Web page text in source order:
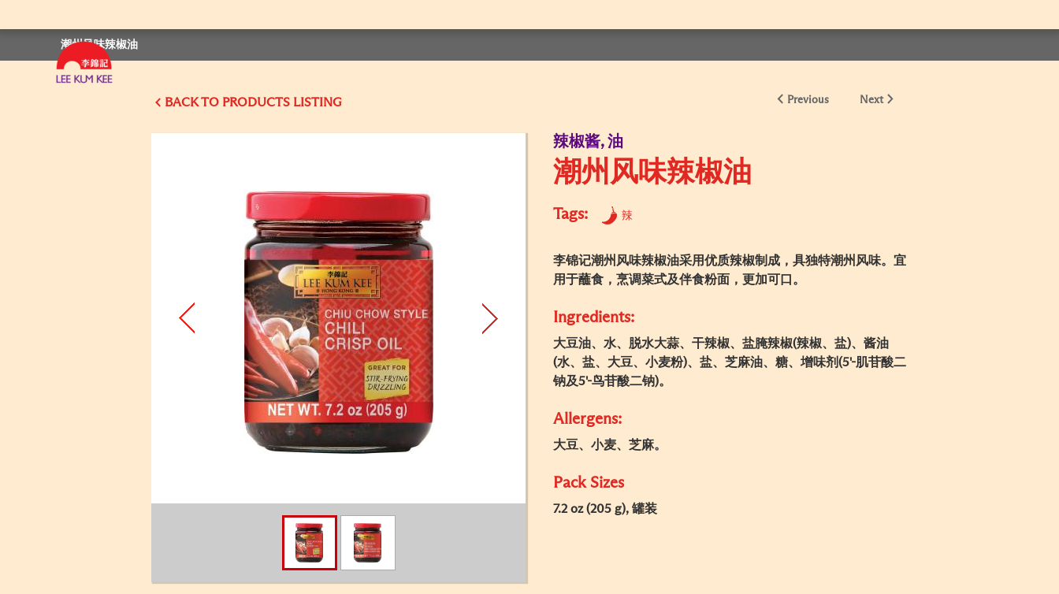
潮州风味辣椒油
BACK Previous Next
辣椒酱, 油
潮州风味辣椒油
Tags: 辣
李锦记潮州风味辣椒油采用优质辣椒制成，具独特潮州风味。宜
用于蘸食，烹调菜式及伴食粉面，更加可口。
Ingredients:
大豆油、水、脱水大蒜、干辣椒、盐腌辣椒(辣椒、盐)、酱油
(水、盐、大豆、小麦粉)、盐、芝麻油、糖、增味剂(5'-肌苷酸二
钠及5'-鸟苷酸二钠)。
Allergens:
大豆、小麦、芝麻。
Pack Sizes
7.2 oz (205 g), 罐装